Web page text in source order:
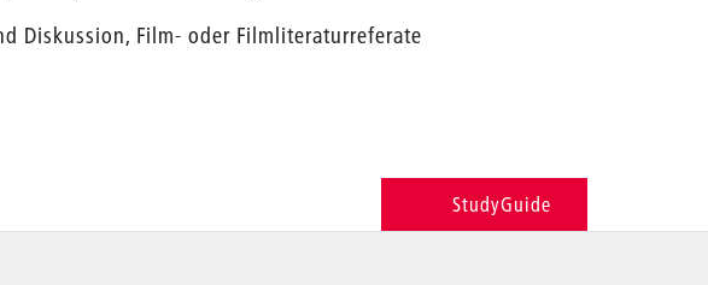
Diskussion, Film- oder Filmliteraturreferate
StudyGuide